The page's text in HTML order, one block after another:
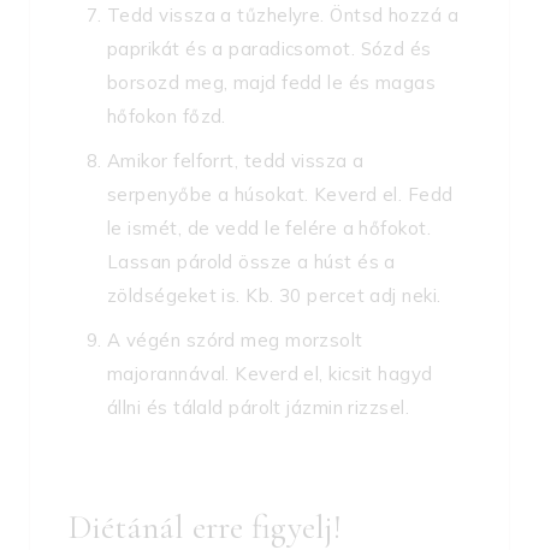
Tedd vissza a tűzhelyre. Öntsd hozzá a
paprikát és a paradicsomot. Sózd és
borsozd meg, majd fedd le és magas
hőfokon főzd.
Amikor felforrt, tedd vissza a
serpenyőbe a húsokat. Keverd el. Fedd
le ismét, de vedd le felére a hőfokot.
Lassan párold össze a húst és a
zöldségeket is. Kb. 30 percet adj neki.
A végén szórd meg morzsolt
majorannával. Keverd el, kicsit hagyd
állni és tálald párolt jázmin rizzsel.
Diétánál erre figyelj!